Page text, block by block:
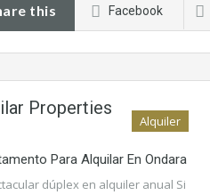
this Facebook
Properties
Alquiler
Para Alquilar En Ondara
dúplex en alquiler anual Si